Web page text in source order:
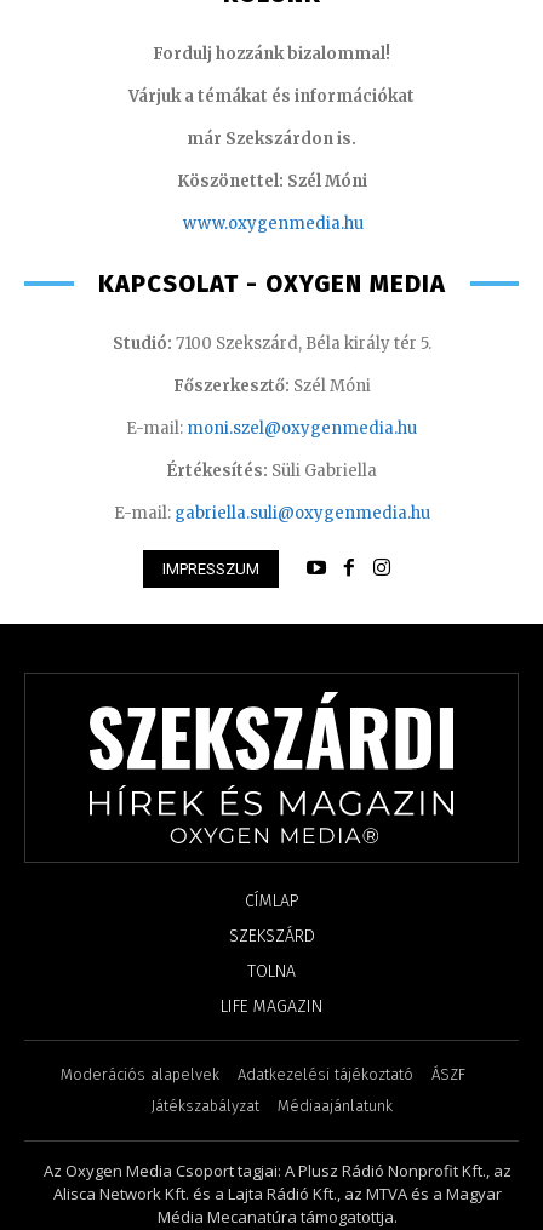
Fordulj hozzánk bizalommal!
Várjuk a témákat és információkat
már Szekszárdon is.
Köszönettel: Szél Móni
www.oxygenmedia.hu
KAPCSOLAT - OXYGEN MEDIA
Studió: 7100 Szekszárd, Béla király tér 5.
Főszerkesztő: Szél Móni
E-mail: moni.szel@oxygenmedia.hu
Értékesítés: Süli Gabriella
E-mail: gabriella.suli@oxygenmedia.hu
IMPRESSZUM
CÍMLAP
SZEKSZÁRD
TOLNA
LIFE MAGAZIN
Moderációs alapelvek Adatkezelési tájékoztató
ÁSZF
Játékszabályzat
Médiaajánlatunk
Az Oxygen Media Csoport tagjai: A Plusz Rádió Nonprofit Kft., az
Alisca Network Kft. és a Lajta Rádió Kft., az MTVA és a Magyar
Média Mecanatúra támogatottja.